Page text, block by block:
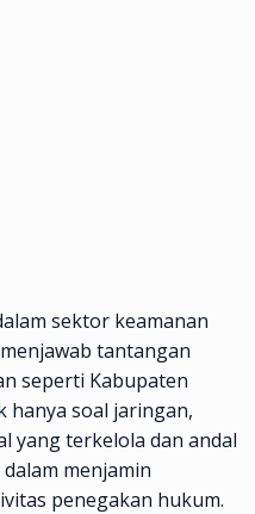
sektor keamanan
tantangan
seperti Kabupaten
hanya soal jaringan,
yang terkelola dan andal
menjamin
penegakan hukum.